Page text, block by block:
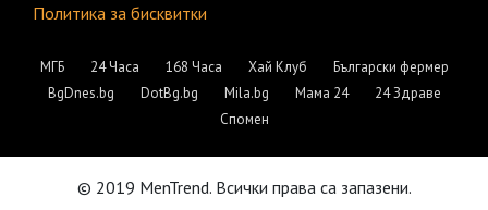
Политика за бисквитки
МГБ 24 Часа 168 Часа Хай Клуб
Български фермер
BgDnes.bg
DotBg.bg Mila.bg Мама 24
24 Здраве
Спомен
© 2019 MenTrend. Всички права са запазени.